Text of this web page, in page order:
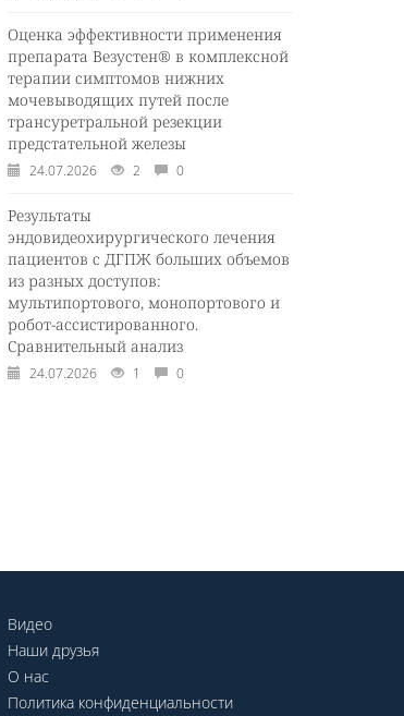
Оценка эффективности применения
препарата Везустен® в комплексной
терапии симптомов нижних
мочевыводящих путей после
трансуретральной резекции
предстательной железы
24.07.2026 2 0
Результаты
эндовидеохирургического лечения
пациентов с ДГПЖ больших объемов
из разных доступов:
мультипортового, монопортового и
робот-ассистированного.
Сравнительный анализ
24.07.2026 1 0
Видео
Наши друзья
О нас
Политика конфиденциальности